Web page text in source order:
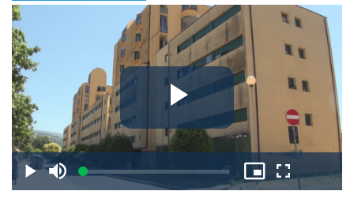
il
PlayDisattiva
l’audio
Caricato:
3.11%
Picture-
in-
Schermo
intero